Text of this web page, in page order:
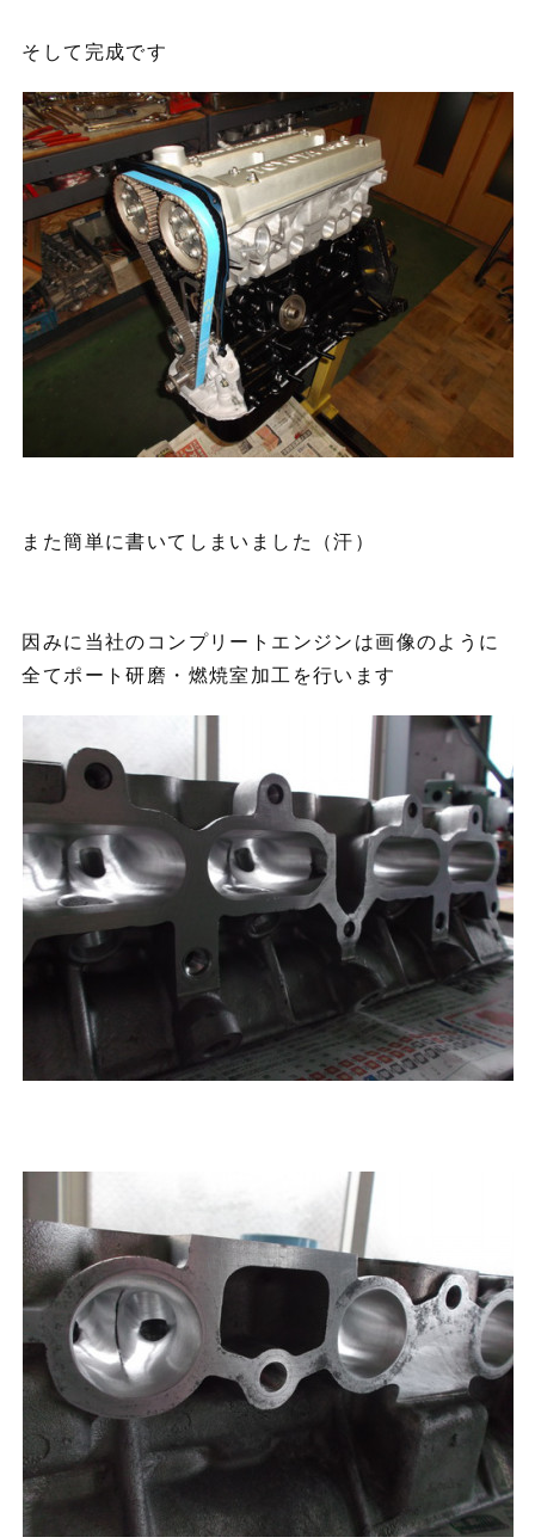
そして完成です
また簡単に書いてしまいました（汗）
因みに当社のコンプリートエンジンは画像のように
全てポート研磨・燃焼室加工を行います